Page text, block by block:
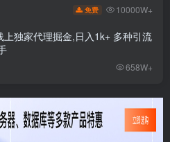
免费 10000W+
上独家代理掘金,日入1k+ 多种引流
658W+